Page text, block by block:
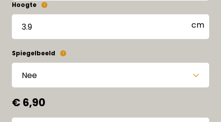
Hoogte
Spiegelbeeld
€ 6,90